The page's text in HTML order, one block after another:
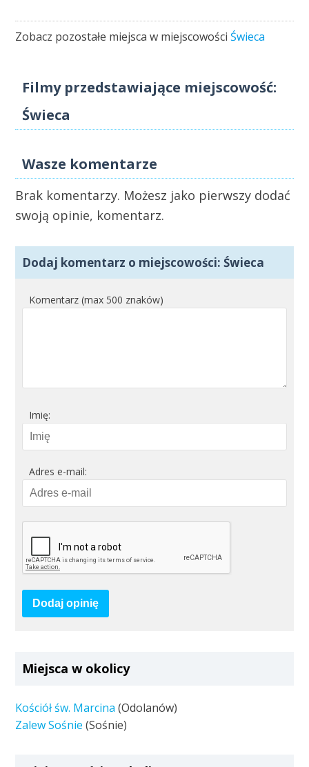
Zobacz pozostałe miejsca w miejscowościŚwieca
Filmy przedstawiające miejscowość:
Świeca
Wasze komentarze
Brak komentarzy. Możesz jako pierwszy dodać
swoją opinie, komentarz.
Dodaj komentarz o miejscowości: Świeca
Komentarz (max 500 znaków)
Imię:
Adres e-mail:
Dodaj opinię
Miejsca w okolicy
Kościół św. Marcina (Odolanów)
Zalew Sośnie (Sośnie)